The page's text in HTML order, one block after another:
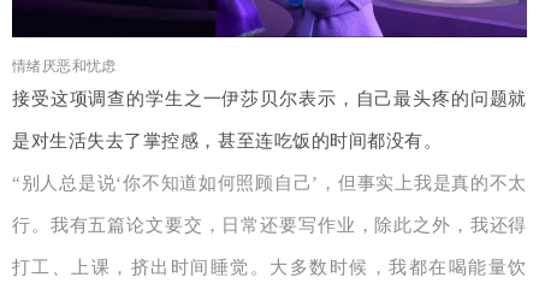
情绪厌恶和忧虑
接受这项调查的学生之一伊莎贝尔表示，自己最头疼的问题就
是对生活失去了掌控感，甚至连吃饭的时间都没有。
“别人总是说‘你不知道如何照顾自己’，但事实上我是真的不太
行。我有五篇论文要交，日常还要写作业，除此之外，我还得
打工、上课，挤出时间睡觉。大多数时候，我都在喝能量饮